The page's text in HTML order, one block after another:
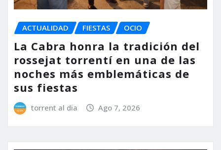
ACTUALIDAD FIESTAS OCIO
La Cabra honra la tradición del
rossejat torrentí en una de las
noches más emblemáticas de
sus fiestas
torrent al dia Ago 7, 2026